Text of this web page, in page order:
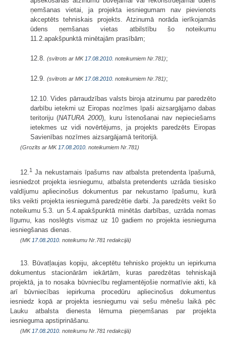
ņemšanas vietai, ja projekta iesniegumam nav pievienots
akceptēts tehniskais projekts. Atzinumā norāda ierīkojamās
ūdens ņemšanas vietas atbilstību šo noteikumu
11.2.apakšpunktā minētajām prasībām;
12.8. (svītrots ar MK 17.08.2010. noteikumiem Nr.781);
12.9. (svītrots ar MK 17.08.2010. noteikumiem Nr.781);
12.10. Vides pārraudzības valsts biroja atzinumu par paredzēto
darbību ietekmi uz Eiropas nozīmes īpaši aizsargājamo dabas
teritoriju (NATURA 2000), kuru īstenošanai nav nepieciešams
ietekmes uz vidi novērtējums, ja projekts paredzēts Eiropas
Savienības nozīmes aizsargājamā teritorijā.
(Grozīts ar MK 17.08.2010. noteikumiem Nr.781)
12.1 Ja nekustamais īpašums nav atbalsta pretendenta īpašumā,
iesniedzot projekta iesniegumu, atbalsta pretendents uzrāda tiesisko
valdījumu apliecinošus dokumentus par nekustamo īpašumu, kurā
tiks veikti projekta iesniegumā paredzētie darbi. Ja paredzēts veikt šo
noteikumu 5.3. un 5.4.apakšpunktā minētās darbības, uzrāda nomas
līgumu, kas noslēgts vismaz uz 10 gadiem no projekta iesnieguma
iesniegšanas dienas.
(MK 17.08.2010. noteikumu Nr.781 redakcijā)
13. Būvatļaujas kopiju, akceptētu tehnisko projektu un iepirkuma
dokumentus stacionārām iekārtām, kuras paredzētas tehniskajā
projektā, ja to nosaka būvniecību reglamentējošie normatīvie akti, kā
arī būvniecības iepirkuma procedūru apliecinošus dokumentus
iesniedz kopā ar projekta iesniegumu vai sešu mēnešu laikā pēc
Lauku atbalsta dienesta lēmuma pieņemšanas par projekta
iesnieguma apstiprināšanu.
(MK 17.08.2010. noteikumu Nr.781 redakcijā)